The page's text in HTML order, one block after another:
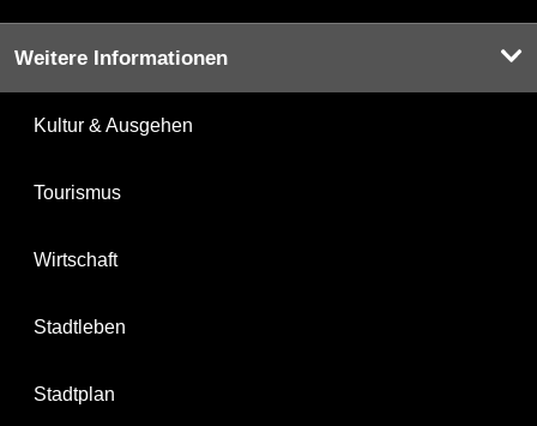
Weitere Informationen
Kultur & Ausgehen
Tourismus
Wirtschaft
Stadtleben
Stadtplan